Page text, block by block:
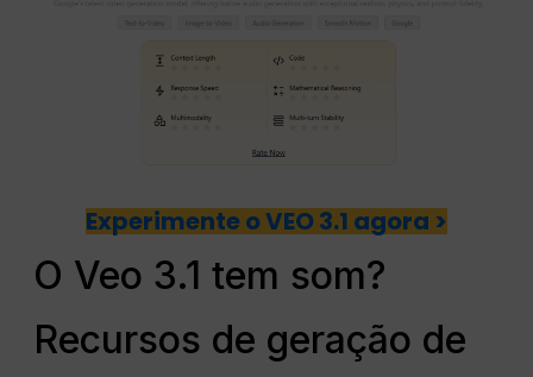
Experimente o VEO 3.1 agora >
O Veo 3.1 tem som?
Recursos de geração de